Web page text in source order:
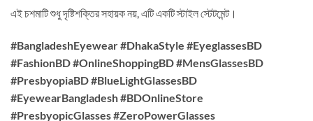
এই চশমাটি শুধু দৃষ্টিশক্তির সহায়ক নয়, এটি একটি স্টাইল স্টেটমেন্ট।
#BangladeshEyewear #DhakaStyle #EyeglassesBD
#FashionBD #OnlineShoppingBD #MensGlassesBD
#PresbyopiaBD #BlueLightGlassesBD
#EyewearBangladesh #BDOnlineStore
#PresbyopicGlasses #ZeroPowerGlasses